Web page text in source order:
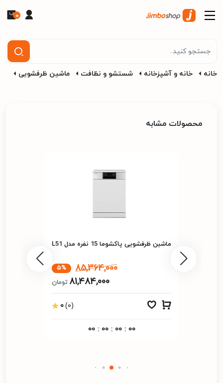
0
خانه خانه و آشپزخانه شستشو و نظافت ماشین ظرفشویی
محصولات مشابه
ماشین ظرفشویی پاکشوما 15 نفره مدل L51
85,364,000
5%
81,484,000 تومان
0(0)
00 : 00 : 00 : 00